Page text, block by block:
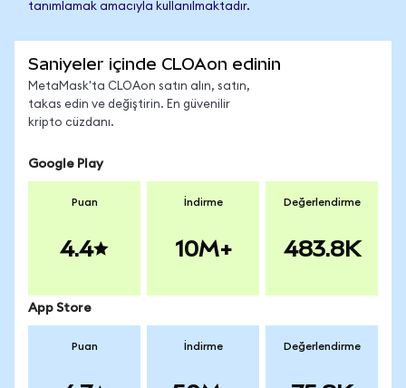
tanımlamak amacıyla kullanılmaktadır.
Saniyeler içinde CLOAon edinin
MetaMask'ta CLOAon satın alın, satın,
takas edin ve değiştirin. En güvenilir
kripto cüzdanı.
Google Play
Puan
4.4
İndirme
10M+
Değerlendirme
483.8K
App Store
Puan İndirme Değerlendirme